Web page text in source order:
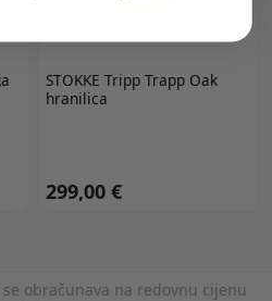
STOKKE Tripp Trapp Oak
hranilica
299,00 €
se obračunava na redovnu cijenu